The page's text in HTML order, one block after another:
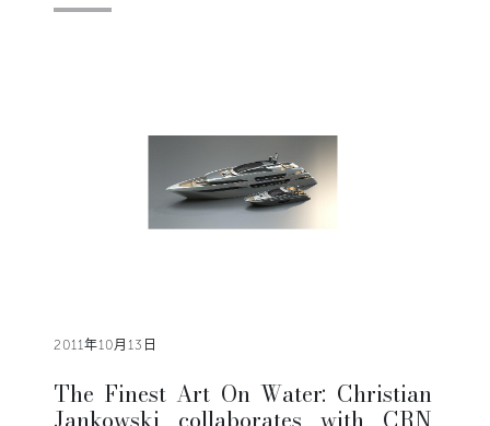
2011年10月13日
The Finest Art On Water: Christian